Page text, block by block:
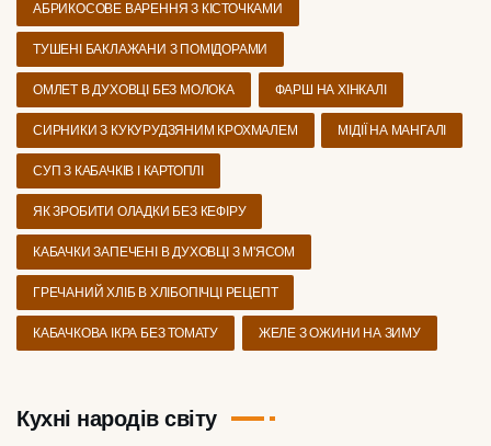
АБРИКОСОВЕ ВАРЕННЯ З КІСТОЧКАМИ
ТУШЕНІ БАКЛАЖАНИ З ПОМІДОРАМИ
ОМЛЕТ В ДУХОВЦІ БЕЗ МОЛОКА ФАРШ НА ХІНКАЛІ
СИРНИКИ З КУКУРУДЗЯНИМ КРОХМАЛЕМ МІДІЇ НА МАНГАЛІ
СУП З КАБАЧКІВ І КАРТОПЛІ
ЯК ЗРОБИТИ ОЛАДКИ БЕЗ КЕФІРУ
КАБАЧКИ ЗАПЕЧЕНІ В ДУХОВЦІ З М'ЯСОМ
ГРЕЧАНИЙ ХЛІБ В ХЛІБОПІЧЦІ РЕЦЕПТ
КАБАЧКОВА ІКРА БЕЗ ТОМАТУ ЖЕЛЕ З ОЖИНИ НА ЗИМУ
Кухні народів світу